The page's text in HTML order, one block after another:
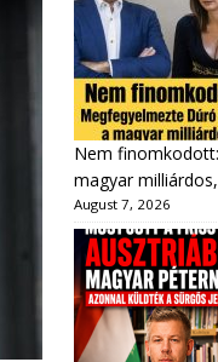
Nem
magyar
August 7, 2026